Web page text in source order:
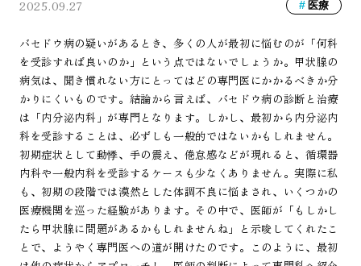
2025.09.27 医療
バセドウ病の疑いがあるとき、多くの人が最初に悩むのが「何科
を受診すれば良いのか」という点ではないでしょうか。甲状腺の
病気は、聞き慣れない方にとってはどの専門医にかかるべきか分
かりにくいものです。結論から言えば、バセドウ病の診断と治療
は「内分泌内科」が専門となります。しかし、最初から内分泌内
科を受診することは、必ずしも一般的ではないかもしれません。
初期症状として動悸、手の震え、倦怠感などが現れると、循環器
内科や一般内科を受診するケースも少なくありません。実際に私
も、初期の段階では漠然とした体調不良に悩まされ、いくつかの
医療機関を巡った経験があります。その中で、医師が「もしかし
たら甲状腺に問題があるかもしれませんね」と示唆してくれたこ
とで、ようやく専門医への道が開けたのです。このように、最初